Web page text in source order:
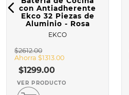
con Antiadherente
Ekco 32 Piezas de
Aluminio - Rosa
EKCO
$2612.00
Ahorra $1313.00
$1299.00
VER PRODUCTO